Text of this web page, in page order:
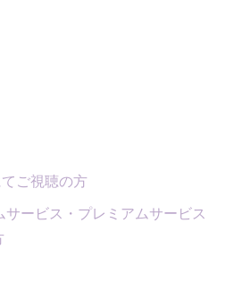
ご視聴の方
ービス・プレミアムサービス